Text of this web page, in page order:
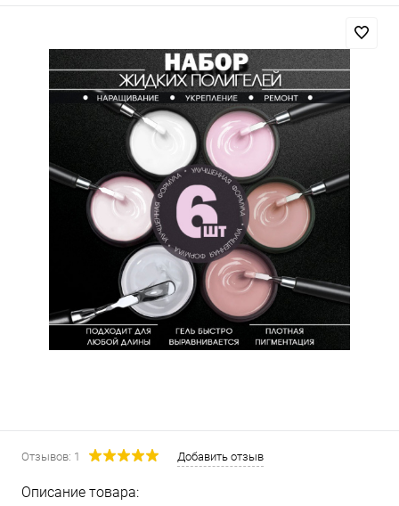
Отзывов: 1 Добавить отзыв
Описание товара: